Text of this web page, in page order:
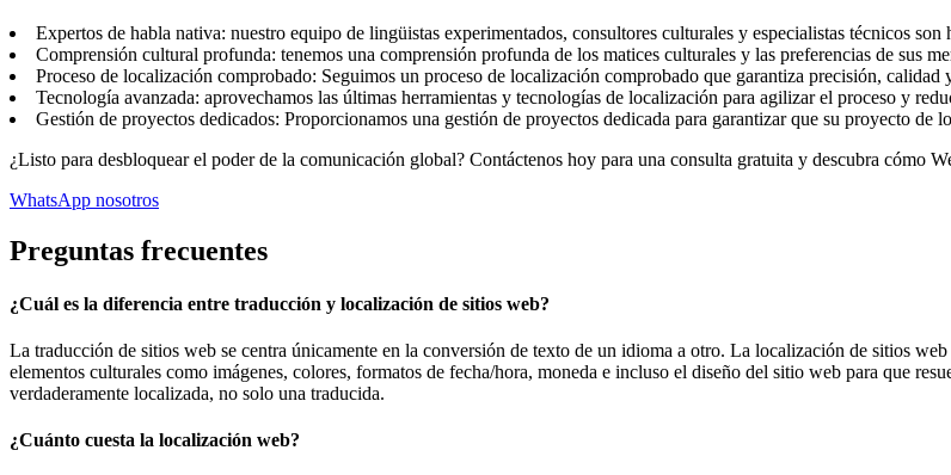
Expertos de habla nativa: nuestro equipo de lingüistas experimentados, consultores culturales y especialistas técnicos son
Comprensión cultural profunda: tenemos una comprensión profunda de los matices culturales y las preferencias de sus
Proceso de localización comprobado: Seguimos un proceso de localización comprobado que garantiza precisión, calidad
Tecnología avanzada: aprovechamos las últimas herramientas y tecnologías de localización para agilizar el proceso y
Gestión de proyectos dedicados: Proporcionamos una gestión de proyectos dedicada para garantizar que su proyecto
¿Listo para desbloquear el poder de la comunicación global? Contáctenos hoy para una consulta gratuita y descubra cómo
WhatsApp nosotros
Preguntas frecuentes
¿Cuál es la diferencia entre traducción y localización de sitios web?
La traducción de sitios web se centra únicamente en la conversión de texto de un idioma a otro. La localización de sitios
elementos culturales como imágenes, colores, formatos de fecha/hora, moneda e incluso el diseño del sitio web para que
verdaderamente localizada, no solo una traducida.
¿Cuánto cuesta la localización web?